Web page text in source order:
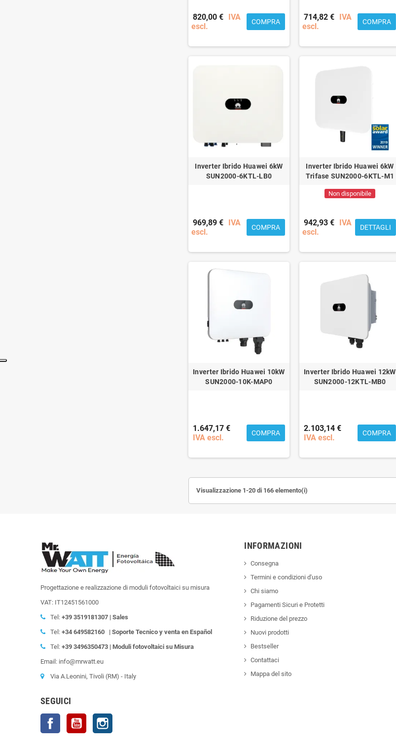
820,00 €
IVA
escl.
COMPRA 714,82 €
IVA
escl.
COMPRA
Inverter Ibrido Huawei 6kW
SUN2000-6KTL-LB0
969,89 €
IVA
escl.
COMPRA
Inverter Ibrido Huawei 6kW
Trifase SUN2000-6KTL-M1
Non disponibile
942,93 €
IVA
escl.
DETTAGLI
Inverter Ibrido Huawei 10kW
SUN2000-10K-MAP0
1.647,17 €
IVA escl.
COMPRA
Inverter Ibrido Huawei 12kW
SUN2000-12KTL-MB0
2.103,14 €
IVA escl.
COMPRA
Visualizzazione 1-20 di 166 elemento(i)
Progettazione e realizzazione di moduli fotovoltaici su misura
VAT: IT12451561000
Tel: +39 3519181307 | Sales
Tel: +34 649582160 | Soporte Tecnico y venta en Español
Tel: +39 3496350473 | Moduli fotovoltaici su Misura
Email: info@mrwatt.eu
Via A.Leonini, Tivoli (RM) - Italy
SEGUICI
Facebook YouTube
INFORMAZIONI
Consegna
Termini e condizioni d'uso
Chi siamo
Pagamenti Sicuri e Protetti
Riduzione del prezzo
Nuovi prodotti
Bestseller
Contattaci
Mappa del sito